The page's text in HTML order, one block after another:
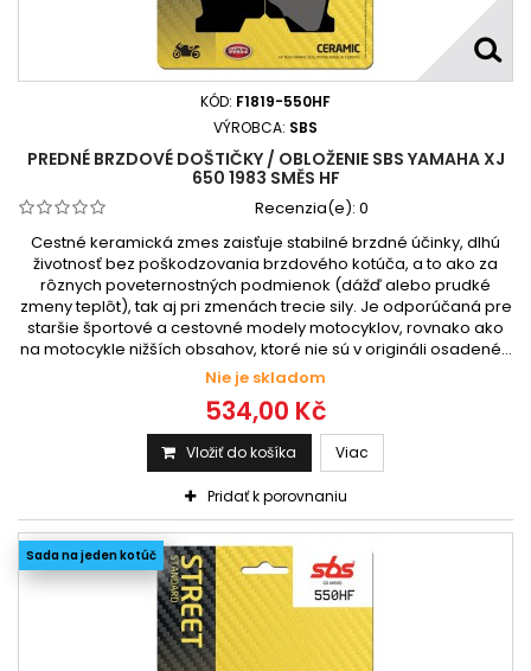
KÓD: F1819-550HF
VÝROBCA: SBS
PREDNÉ BRZDOVÉ DOŠTIČKY / OBLOŽENIE SBS YAMAHA XJ
650 1983 SMĚS HF
Recenzia(e): 0
Cestné keramická zmes zaisťuje stabilné brzdné účinky, dlhú
životnosť bez poškodzovania brzdového kotúča, a to ako za
rôznych poveternostných podmienok (dážď alebo prudké
zmeny teplôt), tak aj pri zmenách trecie sily. Je odporúčaná pre
staršie športové a cestovné modely motocyklov, rovnako ako
na motocykle nižších obsahov, ktoré nie sú v origináli osadené...
Nie je skladom
534,00 Kč
Vložiť do košíka Viac
Pridať k porovnaniu
Sada na jeden kotúč